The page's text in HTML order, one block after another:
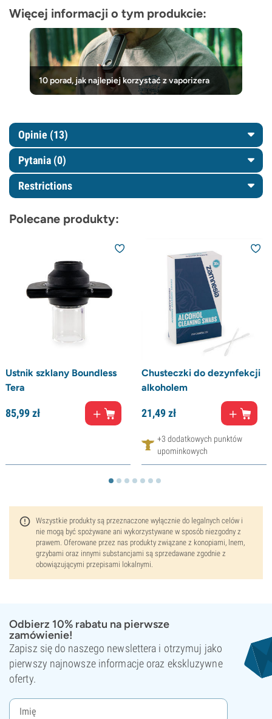
Więcej informacji o tym produkcie:
10 porad, jak najlepiej korzystać z vaporizera
Opinie (13)
Pytania (0)
Restrictions
Polecane produkty:
Ustnik szklany Boundless
Tera
85,99zł
Chusteczki do dezynfekcji
alkoholem
21,49zł
+3 dodatkowych punktów
upominkowych
Wszystkie produkty są przeznaczone wyłącznie do legalnych celów i
nie mogą być spożywane ani wykorzystywane w sposób niezgodny z
prawem. Oferowane przez nas produkty związane z konopiami, lnem,
grzybami oraz innymi substancjami są sprzedawane zgodnie z
obowiązującymi przepisami lokalnymi.
Odbierz 10% rabatu na pierwsze
zamówienie!
Zapisz się do naszego newslettera i otrzymuj jako
pierwszy najnowsze informacje oraz ekskluzywne
oferty.